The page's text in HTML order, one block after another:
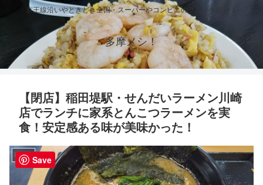
京王線沿いやときどき全国・スーパーやコンビニのグルメを紹介！
多摩メシ！
【閉店】稲田堤駅・せんだいラーメン川崎
店でランチに家系とんこつラーメンを実
食！安定感ある味が美味かった！
稲田堤 Save